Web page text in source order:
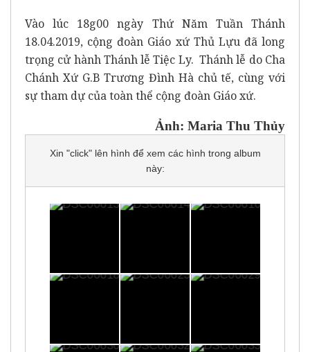
Vào lúc 18g00 ngày Thứ Năm Tuần Thánh
18.04.2019, cộng đoàn Giáo xứ Thủ Lựu đã long
trọng cử hành Thánh lễ Tiệc Ly.Thánh lễ do Cha
Chánh Xứ G.B Trương Đình Hà chủ tế, cùng với
sự tham dự của toàn thể cộng đoàn Giáo xứ.
Ảnh: Maria Thu Thủy
Xin "click" lên hình để xem các hình trong album
này: